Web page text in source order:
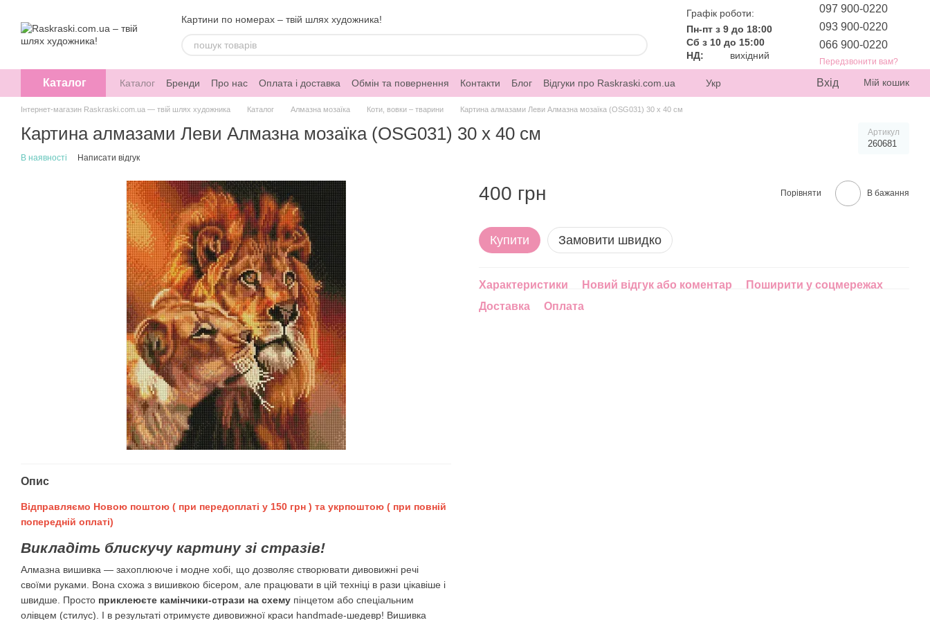
Картини по номерах – твій шлях художника!
Графік роботи:
Пн-пт з 9 до 18:00
Сб з 10 до 15:00
НД:
вихідний
097 900-0220
093 900-0220
066 900-0220
Передзвонити вам?
Каталог Каталог Бренди Про нас Оплата і доставка Обмін та повернення Контакти Блог Відгуки про Raskraski.com.ua Укр Вхід Мій кошик
Інтернет-магазин Raskraski.com.ua — твій шлях художника Каталог Алмазна мозаїка Коти, вовки – тварини Картина алмазами Леви Алмазна мозаїка (OSG031) 30 х 40 см
Картина алмазами Леви Алмазна мозаїка (OSG031) 30 х 40 см Артикул
260681
В наявності Написати відгук
Опис
Відправляємо Новою поштою ( при передоплаті у 150 грн ) та укрпоштою ( при повній
попередній оплаті)
Викладіть блискучу картину зі стразів!
Алмазна вишивка — захоплююче і модне хобі, що дозволяє створювати дивовижні речі
своїми руками. Вона схожа з вишивкою бісером, але працювати в цій техніці в рази цікавіше і
швидше. Просто приклеюєте камінчики-стрази на схему пінцетом або спеціальним
олівцем (стилус). І в результаті отримуєте дивовижної краси handmade-шедевр! Вишивка
400 грн Порівняти В бажання
Купити Замовити швидко
Характеристики Новий відгук або коментар
Поширити у соцмережах
Доставка
Оплата